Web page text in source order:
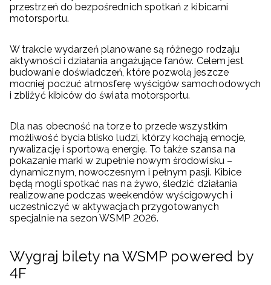
przestrzeń do bezpośrednich spotkań z kibicami
motorsportu.
W trakcie wydarzeń planowane są różnego rodzaju
aktywności i działania angażujące fanów. Celem jest
budowanie doświadczeń, które pozwolą jeszcze
mocniej poczuć atmosferę wyścigów samochodowych
i zbliżyć kibiców do świata motorsportu.
Dla nas obecność na torze to przede wszystkim
możliwość bycia blisko ludzi, którzy kochają emocje,
rywalizację i sportową energię. To także szansa na
pokazanie marki w zupełnie nowym środowisku –
dynamicznym, nowoczesnym i pełnym pasji. Kibice
będą mogli spotkać nas na żywo, śledzić działania
realizowane podczas weekendów wyścigowych i
uczestniczyć w aktywacjach przygotowanych
specjalnie na sezon WSMP 2026.
Wygraj bilety na WSMP powered by
4F